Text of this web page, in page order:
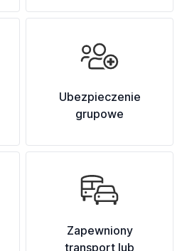
Ubezpieczenie
grupowe
Zapewniony
transport lub